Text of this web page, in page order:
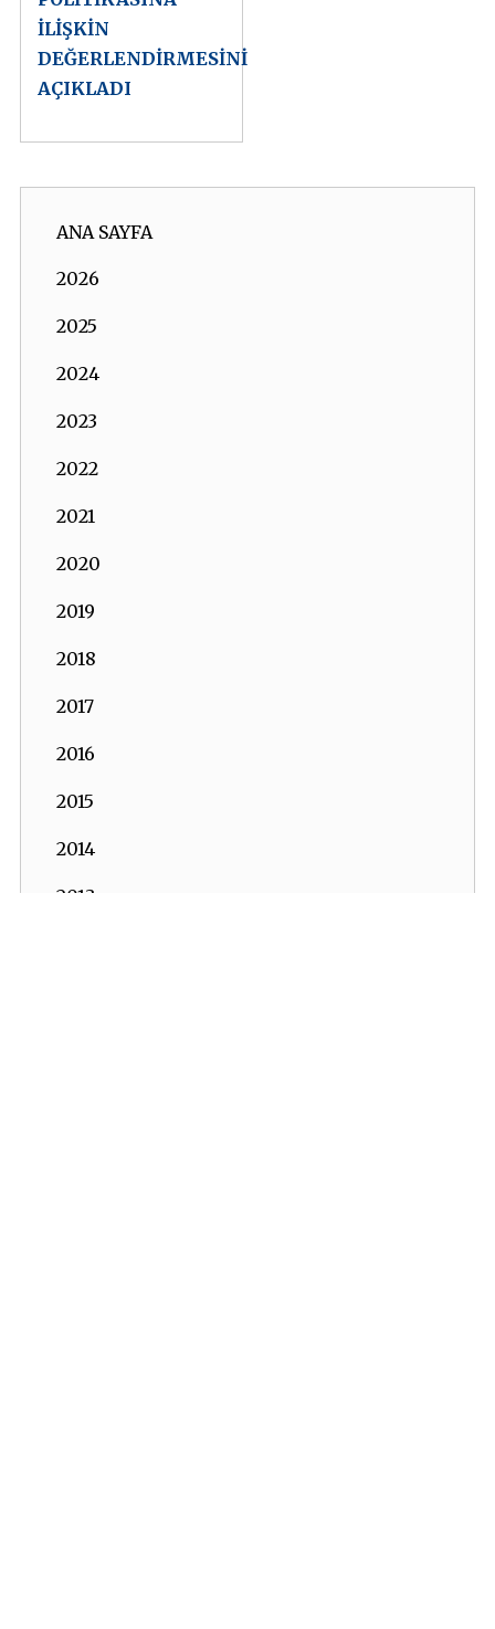
İLİŞKİN
DEĞERLENDİRMESİNİ
AÇIKLADI
ANA SAYFA
2026
2025
2024
2023
2022
2021
2020
2019
2018
2017
2016
2015
2014
2013